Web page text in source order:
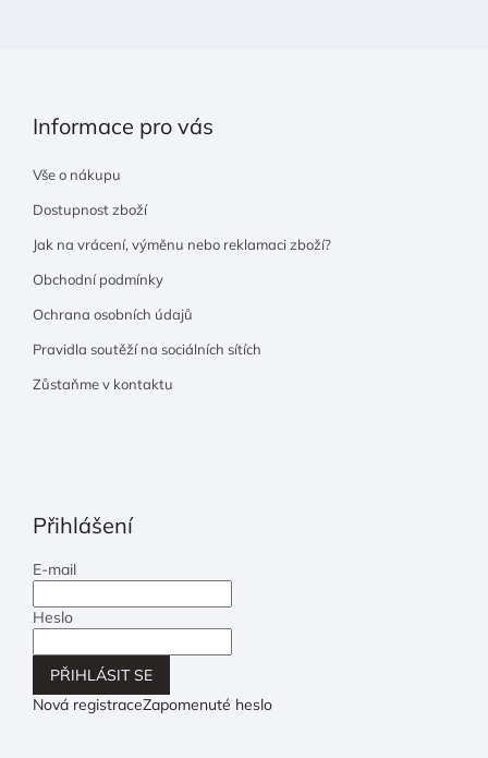
Informace pro vás
Vše o nákupu
Dostupnost zboží
Jak na vrácení, výměnu nebo reklamaci zboží?
Obchodní podmínky
Ochrana osobních údajů
Pravidla soutěží na sociálních sítích
Zůstaňme v kontaktu
Přihlášení
E-mail
Heslo
PŘIHLÁSIT SE
Nová registraceZapomenuté heslo